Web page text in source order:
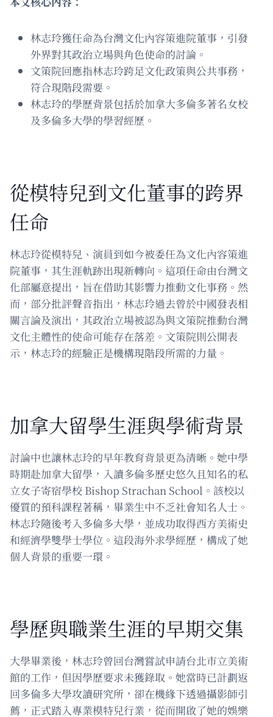
林志玲獲任命為台灣文化內容策進院董事，引發
外界對其政治立場與角色使命的討論。
文策院回應指林志玲跨足文化政策與公共事務，
符合現階段需要。
林志玲的學歷背景包括於加拿大多倫多著名女校
及多倫多大學的學習經歷。
從模特兒到文化董事的跨界
任命
林志玲從模特兒、演員到如今被委任為文化內容策進
院董事，其生涯軌跡出現新轉向。這項任命由台灣文
化部屬意提出，旨在借助其影響力推動文化事務。然
而，部分批評聲音指出，林志玲過去曾於中國發表相
關言論及演出，其政治立場被認為與文策院推動台灣
文化主體性的使命可能存在落差。文策院則公開表
示，林志玲的經驗正是機構現階段所需的力量。
加拿大留學生涯與學術背景
討論中也讓林志玲的早年教育背景更為清晰。她中學
時期赴加拿大留學，入讀多倫多歷史悠久且知名的私
立女子寄宿學校 Bishop Strachan School。該校以
優質的預科課程著稱，畢業生中不乏社會知名人士。
林志玲隨後考入多倫多大學，並成功取得西方美術史
和經濟學雙學士學位。這段海外求學經歷，構成了她
個人背景的重要一環。
學歷與職業生涯的早期交集
大學畢業後，林志玲曾回台灣嘗試申請台北市立美術
館的工作，但因學歷要求未獲錄取。她當時已計劃返
回多倫多大學攻讀研究所，卻在機緣下透過攝影師引
薦，正式踏入專業模特兒行業，從而開啟了她的娛樂